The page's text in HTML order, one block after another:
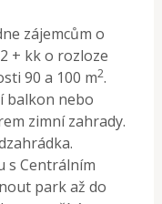
zájemcům o
+ kk o rozloze
90 a 100 m2.
balkon nebo
zimní zahrady.
s Centrálním
park až do